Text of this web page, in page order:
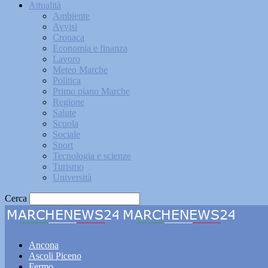
Attualità
Ambiente
Avvisi
Cronaca
Economia e finanza
Lavoro
Meteo Marche
Politica
Primo piano Marche
Regione
Salute
Scuola
Sociale
Sport
Tecnologia e scienze
Turismo
Università
Cerca
Ancona
Ascoli Piceno